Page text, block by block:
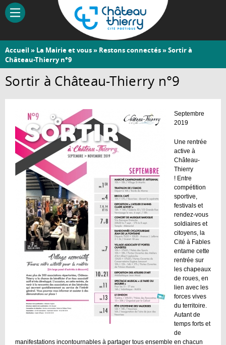
Aller
contenu
Château-
Thierry
Vous
êtes
ici
Accueil » La Mairie et vous» Restons connectés» Sortir à
Château-Thierry n°9
Sortir à Château-Thierry n°9
Septembre
2019
Une rentrée
active à
Château-
Thierry
! Entre
compétition
sportive,
festivals et
rendez-vous
soldiaires et
citoyens, la
Cité à Fables
entame cette
rentrée sur
les chapeaux
de roues, en
lien avec les
forces vives
du territoire.
Autant de
temps forts et
de
manifestations incontournables à partager tous ensemble en chacun